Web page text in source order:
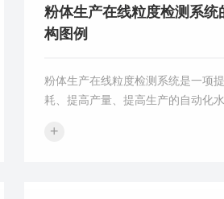
算法层面的问题：光束对中不良使
粉体生产在线粒度检测系统
构图例
粉体生产在线粒度检测系统是一项
耗、提高产量、提高生产的自动化
时监测，并提供客户关心的各种粒
+